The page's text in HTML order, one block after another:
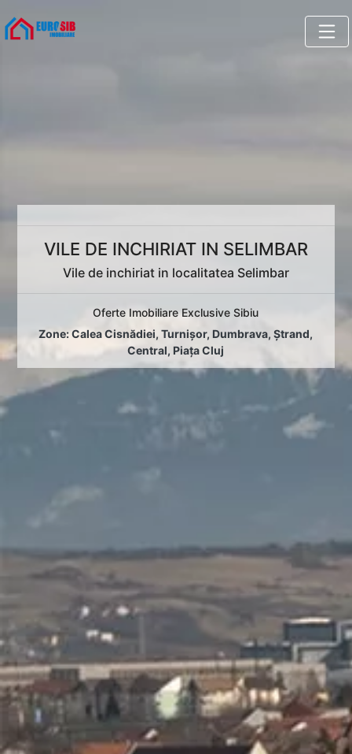
VILE DE INCHIRIAT IN SELIMBAR
Vile de inchiriat in localitatea Selimbar
Oferte Imobiliare Exclusive Sibiu
Zone:Calea Cisnădiei,Turnișor,Dumbrava,Ștrand,
Central, Piața Cluj